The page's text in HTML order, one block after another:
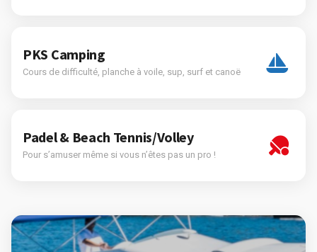
PKS Camping
Cours de difficulté, planche à voile, sup, surf et canoë
Padel & Beach Tennis/Volley
Pour s’amuser même si vous n’êtes pas un pro !